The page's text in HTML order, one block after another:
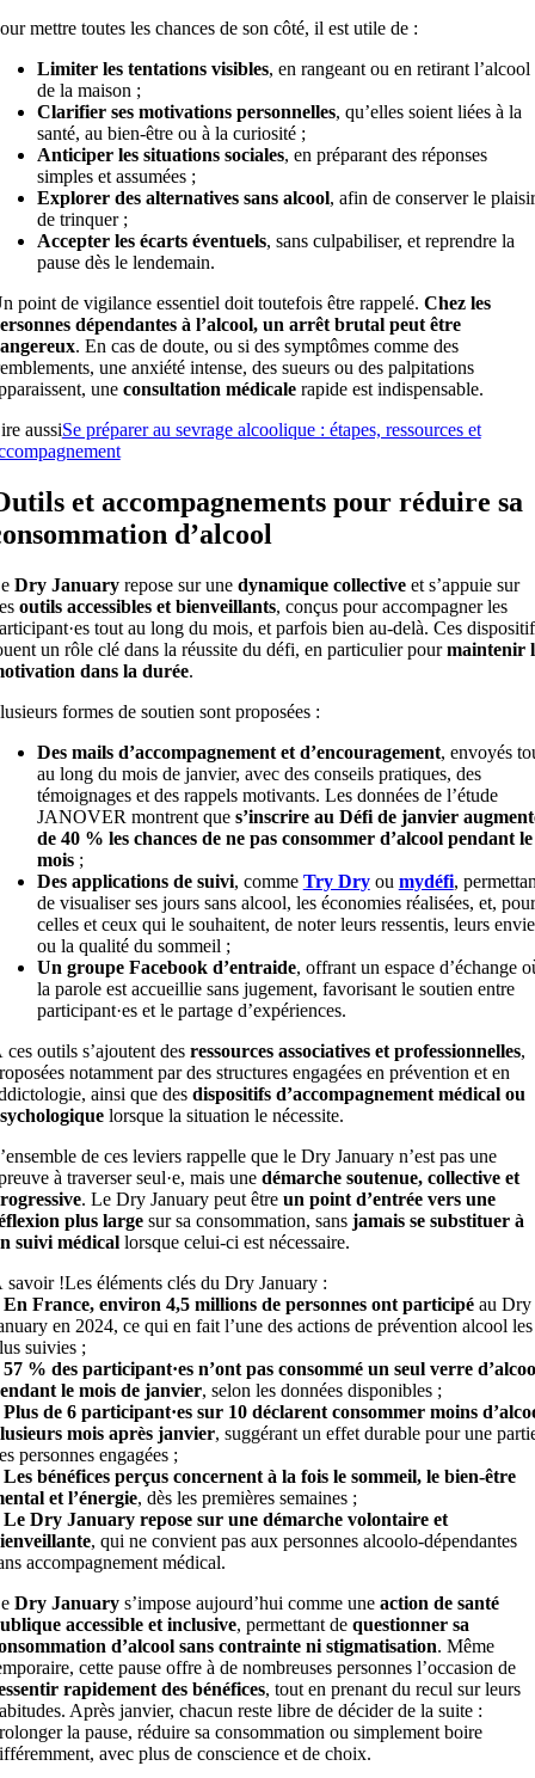
mettre toutes les chances de son côté, il est utile de :
Limiter les tentations visibles, en rangeant ou en retirant l’alcool
de la maison ;
Clarifier ses motivations personnelles, qu’elles soient liées à la
santé, au bien-être ou à la curiosité ;
Anticiper les situations sociales, en préparant des réponses
simples et assumées ;
Explorer des alternatives sans alcool, afin de conserver le plaisir
de trinquer ;
Accepter les écarts éventuels, sans culpabiliser, et reprendre la
pause dès le lendemain.
point de vigilance essentiel doit toutefois être rappelé. Chez les
dépendantes à l’alcool, un arrêt brutal peut être
. En cas de doute, ou si des symptômes comme des
une anxiété intense, des sueurs ou des palpitations
une consultation médicalerapide est indispensable.
aussiSe préparer au sevrage alcoolique : étapes, ressources et
et accompagnements pour réduire sa
d’alcool
Dry Januaryrepose sur une dynamique collectiveet s’appuie sur
outils accessibles et bienveillants, conçus pour accompagner les
tout au long du mois, et parfois bien au-delà. Ces
un rôle clé dans la réussite du défi, en particulier pourmaintenir
dans la durée.
formes de soutien sont proposées :
Des mails d’accompagnement et d’encouragement, envoyés
au long du mois de janvier, avec des conseils pratiques, des
témoignages et des rappels motivants. Les données de l’étude
JANOVER montrent que s’inscrire au Défi de janvier
de 40 % les chances de ne pas consommer d’alcool pendant le
mois;
Des applications de suivi, comme Try Dryou mydéfi,
de visualiser ses jours sans alcool, les économies réalisées, et, pour
celles et ceux qui le souhaitent, de noter leurs ressentis, leurs
ou la qualité du sommeil ;
Un groupe Facebook d’entraide, offrant un espace d’échange
la parole est accueillie sans jugement, favorisant le soutien entre
participant·es et le partage d’expériences.
ces outils s’ajoutent des ressources associatives et professionnelles,
notamment par des structures engagées en prévention et en
ainsi que des dispositifs d’accompagnement médical ou
lorsque la situation le nécessite.
de ces leviers rappelle que le Dry January n’est pas une
à traverser seul·e, mais une démarche soutenue, collective et
. Le Dry January peut être un point d’entrée vers une
plus largesur sa consommation, sans jamais se substituer à
suivi médicallorsque celui-ci est nécessaire.
savoir !Les éléments clés du Dry January :
En France, environ 4,5 millions de personnes ont participé au Dry
en 2024, ce qui en fait l’une des actions de prévention alcool les
suivies ;
57 % des participant·es n’ont pas consommé un seul verre
le mois de janvier, selon les données disponibles ;
Plus de 6 participant·es sur 10 déclarent consommer moins
mois après janvier, suggérant un effet durable pour une
personnes engagées ;
Les bénéfices perçus concernent à la fois le sommeil, le bien-être
et l’énergie, dès les premières semaines ;
Le Dry January repose sur une démarche volontaire et
, qui ne convient pas aux personnes alcoolo-dépendantes
accompagnement médical.
Dry Januarys’impose aujourd’hui comme une action de santé
accessible et inclusive, permettant de questionner sa
d’alcool sans contrainte ni stigmatisation. Même
cette pause offre à de nombreuses personnes l’occasion de
rapidement des bénéfices, tout en prenant du recul sur leurs
Après janvier, chacun reste libre de décider de la suite :
la pause, réduire sa consommation ou simplement boire
avec plus de conscience et de choix.